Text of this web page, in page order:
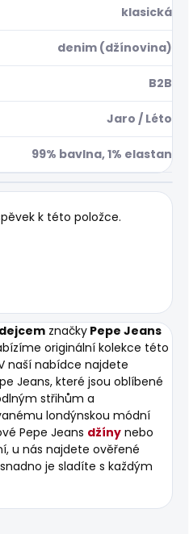
klasická
denim (džínovina)
B2B
Jaro / Léto
99% bavlna, 1% elastan
k této položce.
značky Pepe Jeans
originální kolekce této
naší nabídce najdete
Jeans, které jsou oblíbené
střihům a
londýnskou módní
Pepe Jeans džíny nebo
u nás najdete ověřené
je sladíte s každým